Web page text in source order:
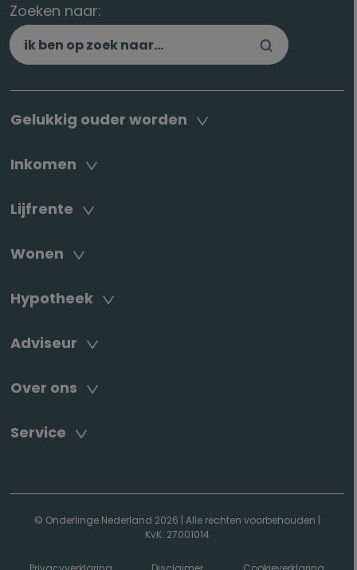
Zoeken naar:
Gelukkig ouder worden
Inkomen
Lijfrente
Wonen
Hypotheek
Adviseur
Over ons
Service
© Onderlinge Nederland 2026 | Alle rechten voorbehouden |
KvK: 27001014